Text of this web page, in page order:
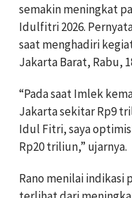
semakin meningkat
Idulfitri 2026.
saat menghadiri
Jakarta Barat, Rabu,
“Pada saat Imlek
Jakarta sekitar Rp9
Idul Fitri, saya
Rp20 triliun,” ujarnya.
Rano menilai